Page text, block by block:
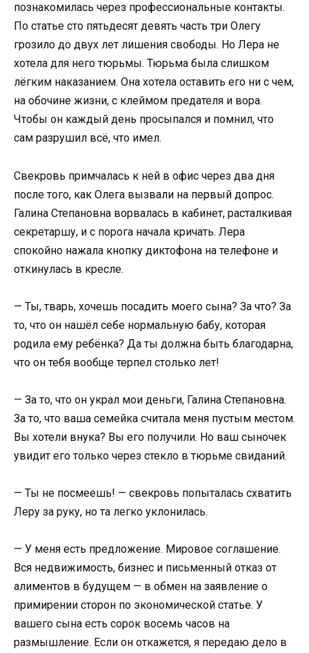
познакомилась через профессиональные контакты.
По статье сто пятьдесят девять часть три Олегу
грозило до двух лет лишения свободы. Но Лера не
хотела для него тюрьмы. Тюрьма была слишком
лёгким наказанием. Она хотела оставить его ни с чем,
на обочине жизни, с клеймом предателя и вора.
Чтобы он каждый день просыпался и помнил, что
сам разрушил всё, что имел.
Свекровь примчалась к ней в офис через два дня
после того, как Олега вызвали на первый допрос.
Галина Степановна ворвалась в кабинет, расталкивая
секретаршу, и с порога начала кричать. Лера
спокойно нажала кнопку диктофона на телефоне и
откинулась в кресле.
— Ты, тварь, хочешь посадить моего сына? За что? За
то, что он нашёл себе нормальную бабу, которая
родила ему ребёнка? Да ты должна быть благодарна,
что он тебя вообще терпел столько лет!
— За то, что он украл мои деньги, Галина Степановна.
За то, что ваша семейка считала меня пустым местом.
Вы хотели внука? Вы его получили. Но ваш сыночек
увидит его только через стекло в тюрьме свиданий.
— Ты не посмеешь! — свекровь попыталась схватить
Леру за руку, но та легко уклонилась.
— У меня есть предложение. Мировое соглашение.
Вся недвижимость, бизнес и письменный отказ от
алиментов в будущем — в обмен на заявление о
примирении сторон по экономической статье. У
вашего сына есть сорок восемь часов на
размышление. Если он откажется, я передаю дело в